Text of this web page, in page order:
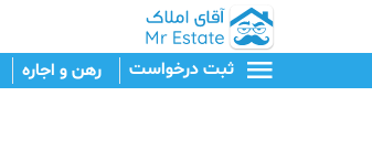
ثبت درخواست رهن و اجاره